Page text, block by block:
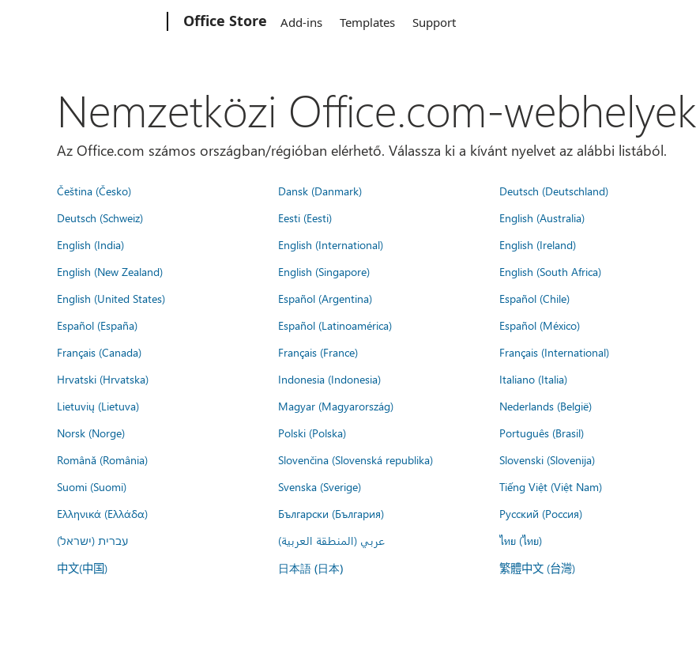
Office Store Add-ins Templates Support
Nemzetközi Office.com-webhelyek
Az Office.com számos országban/régióban elérhető. Válassza ki a kívánt nyelvet az alábbi listából.
Čeština (Česko) Dansk (Danmark) Deutsch (Deutschland)
Deutsch (Schweiz)
Eesti (Eesti) English (Australia)
English (India)
English (International) English (Ireland)
English (New Zealand)
English (Singapore) English (South Africa)
English (United States)
Español (Argentina) Español (Chile)
Español (España)
Español (Latinoamérica) Español (México)
Français (Canada)
Français (France) Français (International)
Hrvatski (Hrvatska)
Indonesia (Indonesia) Italiano (Italia)
Lietuvių (Lietuva)
Magyar (Magyarország) Nederlands (België)
Norsk (Norge)
Polski (Polska) Português (Brasil)
Română (România)
Slovenčina (Slovenská republika) Slovenski (Slovenija)
Suomi (Suomi)
Svenska (Sverige) Tiếng Việt (Việt Nam)
Ελληνικά (Ελλάδα)
Български (България) Русский (Россия)
עברית (ישראל)
عربي (المنطقة العربية) ไทย (ไทย)
中文(中国) 日本語 (日本) 繁體中文 (台灣)